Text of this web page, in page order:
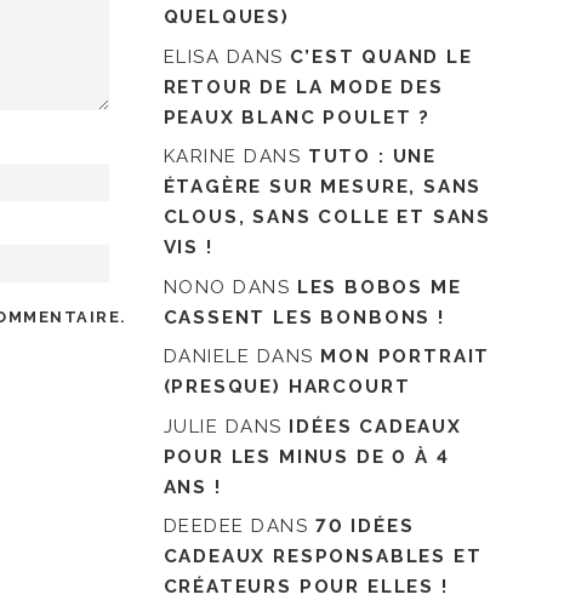
QUELQUES)
ELISA DANS C’EST QUAND LE
RETOUR DE LA MODE DES
PEAUX BLANC POULET ?
KARINE DANS TUTO : UNE
ÉTAGÈRE SUR MESURE, SANS
CLOUS, SANS COLLE ET SANS
VIS !
NONO DANS LES BOBOS ME
CASSENT LES BONBONS !
DANIELE DANS MON PORTRAIT
(PRESQUE) HARCOURT
JULIE DANS IDÉES CADEAUX
POUR LES MINUS DE 0 À 4
ANS !
DEEDEE DANS 70 IDÉES
CADEAUX RESPONSABLES ET
CRÉATEURS POUR ELLES !